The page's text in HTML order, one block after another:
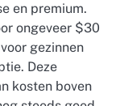
en premium.
ongeveer $30
gezinnen
Deze
kosten boven